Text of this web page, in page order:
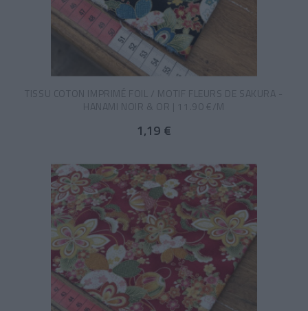
TISSU COTON IMPRIMÉ FOIL / MOTIF FLEURS DE SAKURA -
HANAMI NOIR & OR | 11.90 €/M
1,19 €